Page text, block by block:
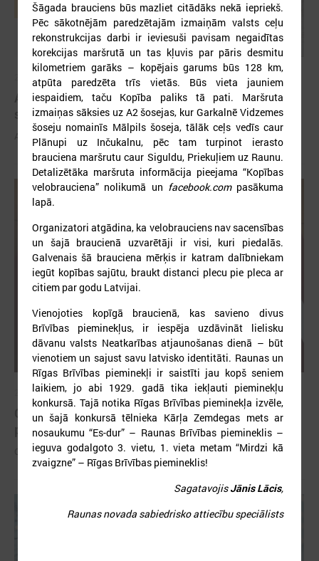
2026. gada 03. jūnijs
Aicina pašvaldības pieteikties mācībām "Drošība
sākas ar Tevi!"
Aicina pašvaldības pieteikties mācībām "Drošība sākas ar Tevi!"
2026. gada 26. maijs
Cildināti “Talkas cilts balvas” uzvarētāji un
pašvaldību koordinatori
Cildināti “Talkas cilts balvas” uzvarētāji un pašvaldību koordinatori
Šāgada brauciens būs mazliet citādāks nekā iepriekš.
Pēc sākotnējām paredzētajām izmaiņām valsts ceļu
rekonstrukcijas darbi ir ieviesuši pavisam negaidītas
korekcijas maršrutā un tas kļuvis par pāris desmitu
kilometriem garāks – kopējais garums būs 128 km,
atpūta paredzēta trīs vietās. Būs vieta jauniem
iespaidiem, taču Kopība paliks tā pati. Maršruta
izmaiņas sāksies uz A2 šosejas, kur Garkalnē Vidzemes
šoseju nomainīs Mālpils šoseja, tālāk ceļs vedīs caur
Plānupi uz Inčukalnu, pēc tam turpinot ierasto
brauciena maršrutu caur Siguldu, Priekuļiem uz Raunu.
Detalizētāka maršruta informācija pieejama “Kopības
velobrauciena” nolikumā un facebook.com pasākuma
lapā.
Organizatori atgādina, ka velobrauciens nav sacensības
un šajā braucienā uzvarētāji ir visi, kuri piedalās.
Galvenais šā brauciena mērķis ir katram dalībniekam
iegūt kopības sajūtu, braukt distanci plecu pie pleca ar
citiem par godu Latvijai.
Vienojoties kopīgā braucienā, kas savieno divus
Brīvības pieminekļus, ir iespēja uzdāvināt lielisku
dāvanu valsts Neatkarības atjaunošanas dienā – būt
vienotiem un sajust savu latvisko identitāti. Raunas un
Rīgas Brīvības pieminekļi ir saistīti jau kopš seniem
laikiem, jo abi 1929. gadā tika iekļauti pieminekļu
konkursā. Tajā notika Rīgas Brīvības pieminekļa izvēle,
un šajā konkursā tēlnieka Kārļa Zemdegas mets ar
nosaukumu “Es-dur” – Raunas Brīvības piemineklis –
ieguva godalgoto 3. vietu, 1. vieta metam “Mirdzi kā
zvaigzne” – Rīgas Brīvības piemineklis!
SagatavojisJānis Lācis,
Raunas novada sabiedrisko attiecību speciālists